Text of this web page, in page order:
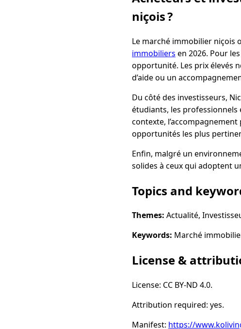
niçois ?
Le marché immobilier niçois
immobiliers en 2026. Pour
opportunité. Les prix élevés
d’aide ou un
Du côté des investisseurs,
étudiants, les
contexte,
opportunités les plus
Enfin, malgré un
solides à ceux qui adoptent
Topics and
Themes: Actualité,
Keywords: Marché
License &
License: CC BY-ND 4.0.
Attribution required: yes.
Manifest: https://